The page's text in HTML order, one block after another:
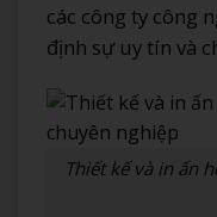
các công ty công
định sự uy tín và
Thiết kế và in ấn